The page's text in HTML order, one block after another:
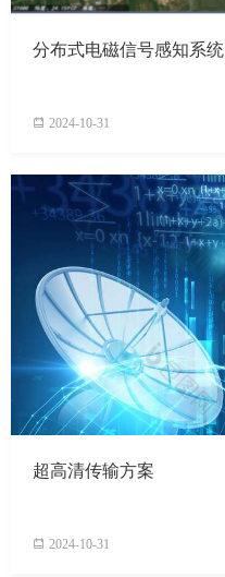
分布式电磁信号感知系统
2024-10-31
超高清传输方案
2024-10-31